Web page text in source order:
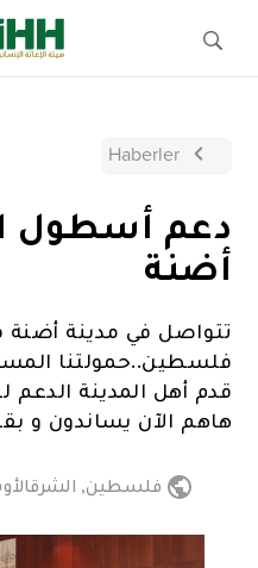
Haberler
دعم أسطول
أضنة
تتواصل في مدينة أضنة
فلسطين..حمولتنا
قدم أهل المدينة
هاهم الآن يساندون و
فلسطين,